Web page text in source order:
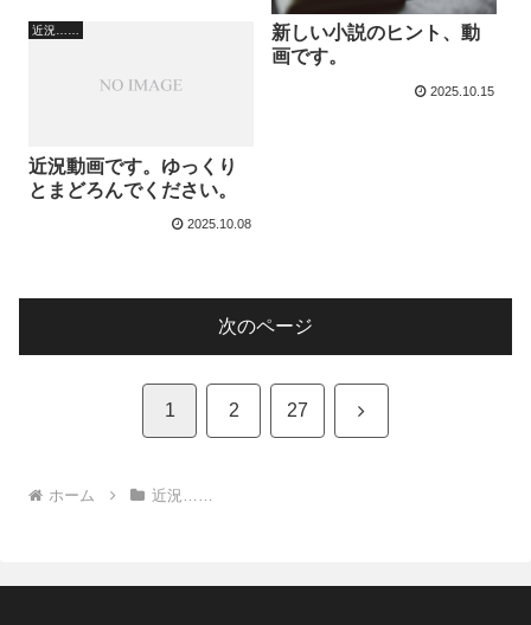
新しい小説のヒント、動
画です。
2025.10.15
近況……
近況動画です。ゆっくり
とまどろんでください。
2025.10.08
次のページ
1 2 27 次
ホーム 近況……